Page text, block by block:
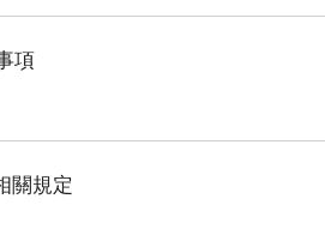
項
關規定